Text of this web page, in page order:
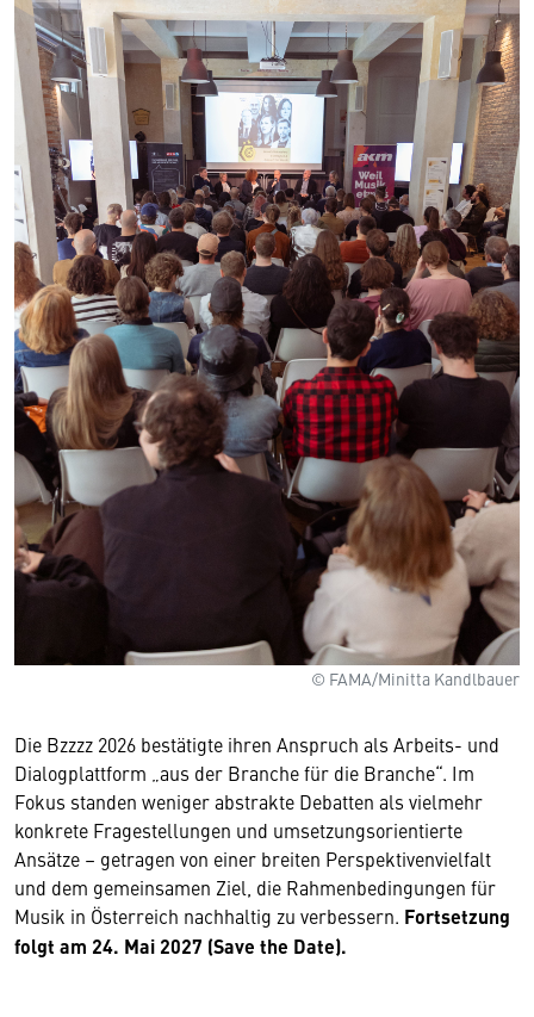
© FAMA/Minitta Kandlbauer
Die Bzzzz 2026 bestätigte ihren Anspruch als Arbeits- und
Dialogplattform „aus der Branche für die Branche“. Im
Fokus standen weniger abstrakte Debatten als vielmehr
konkrete Fragestellungen und umsetzungsorientierte
Ansätze – getragen von einer breiten Perspektivenvielfalt
und dem gemeinsamen Ziel, die Rahmenbedingungen für
Musik in Österreich nachhaltig zu verbessern. Fortsetzung
folgt am 24. Mai 2027 (Save the Date).